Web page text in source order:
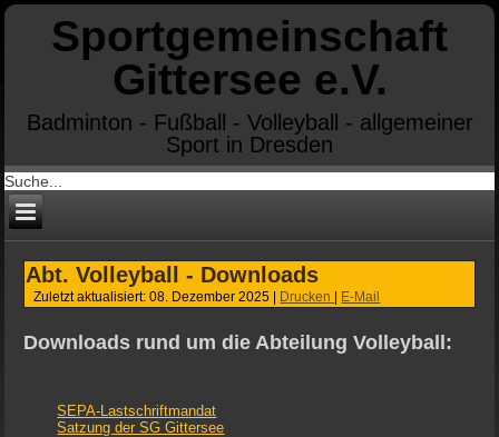
Sportgemeinschaft
Gittersee e.V.
Badminton - Fußball - Volleyball - allgemeiner
Sport in Dresden
Abt. Volleyball - Downloads
Zuletzt aktualisiert: 08. Dezember 2025 | Drucken | E-Mail
Downloads rund um die Abteilung Volleyball:
SEPA-Lastschriftmandat
Satzung der SG Gittersee